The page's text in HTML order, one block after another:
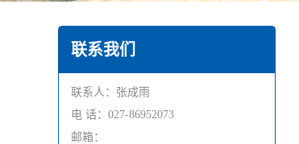
联系我们
联系人：张成雨
电 话：027-86952073
邮箱：